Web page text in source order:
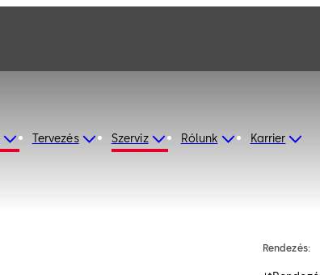
Tervezés Szerviz Rólunk Karrier
Rendezés: